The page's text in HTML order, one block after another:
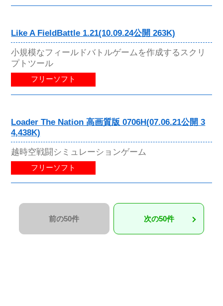
Like A FieldBattle 1.21(10.09.24公開 263K)
小規模なフィールドバトルゲームを作成するスクリ
プトツール
フリーソフト
Loader The Nation 高画質版 0706H(07.06.21公開 3
4,438K)
越時空戦闘シミュレーションゲーム
フリーソフト
前の50件 次の50件